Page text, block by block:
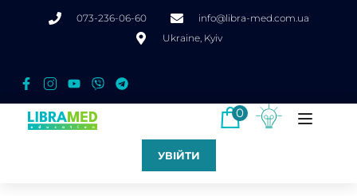
073-236-06-60
info@libra-med.com.ua
Ukraine, Kyiv
0
УВІЙТИ